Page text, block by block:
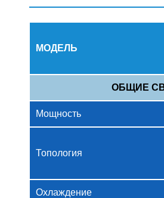
МОДЕЛЬ
ОБЩИЕ
Мощность
Топология
Охлаждение